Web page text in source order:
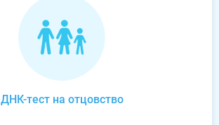
ДНК-тест на отцовство